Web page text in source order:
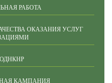
РАБОТА
ОКАЗАНИЯ УСЛУГ
КАМПАНИЯ